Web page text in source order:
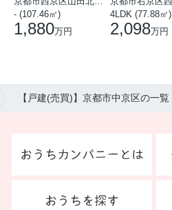
- (107.46㎡)
1,880万円
4LDK (77.88㎡)
2,098万円
【戸建(売買)】京都市中京区の一覧